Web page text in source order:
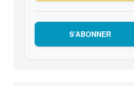
S’ABONNER